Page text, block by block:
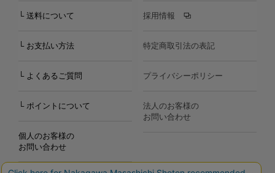
└ 送料について
└ お支払い方法
└ よくあるご質問
└ ポイントについて
個人のお客様の
お問い合わせ
採用情報
特定商取引法の表記
プライバシーポリシー
法人のお客様の
お問い合わせ